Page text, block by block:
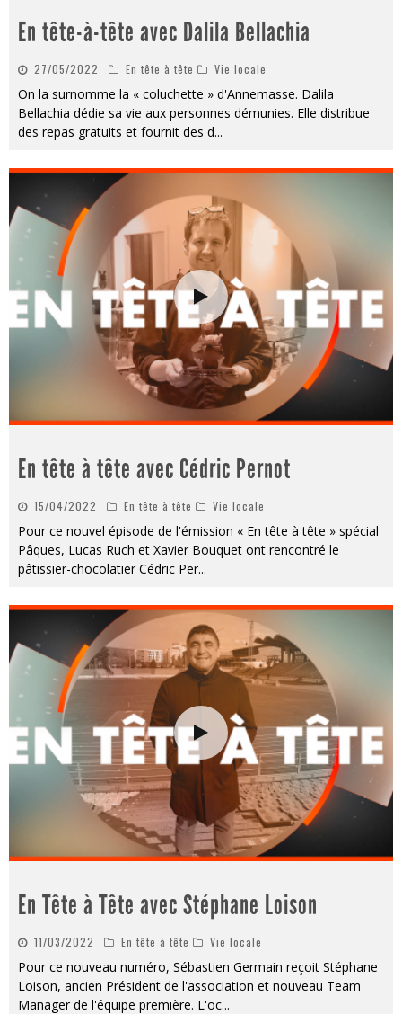
En tête-à-tête avec Dalila Bellachia
27/05/2022 En tête à tête Vie locale
On la surnomme la « coluchette » d'Annemasse. Dalila
Bellachia dédie sa vie aux personnes démunies. Elle distribue
des repas gratuits et fournit des d...
En tête à tête avec Cédric Pernot
15/04/2022 En tête à tête Vie locale
Pour ce nouvel épisode de l'émission « En tête à tête » spécial
Pâques, Lucas Ruch et Xavier Bouquet ont rencontré le
pâtissier-chocolatier Cédric Per...
En Tête à Tête avec Stéphane Loison
11/03/2022 En tête à tête Vie locale
Pour ce nouveau numéro, Sébastien Germain reçoit Stéphane
Loison, ancien Président de l'association et nouveau Team
Manager de l'équipe première. L'oc...